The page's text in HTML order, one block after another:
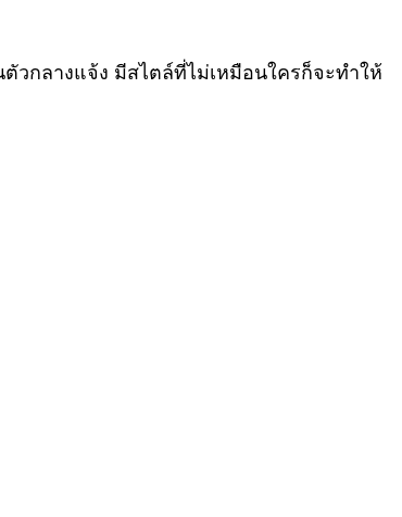
กลางแจ้ง มีสไตล์ที่ไม่เหมือนใครก็จะทำให้